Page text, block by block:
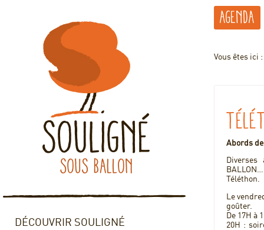
DÉCOUVRIR SOULIGNÉ
Agenda
Vous êtes ici :
Abords
Diverses
Téléthon.
Le
goûter.
De 17H à
20H :